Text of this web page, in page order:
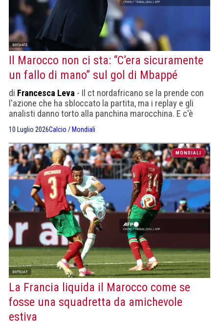
Il Marocco non ci sta: “C’era sicuramente
un fallo di mano” sul gol di Mbappé
di Francesca Leva - Il ct nordafricano se la prende con
l'azione che ha sbloccato la partita, ma i replay e gli
analisti danno torto alla panchina marocchina. E c'è
10 Luglio 2026Calcio / Mondiali
MONDIALI
La Francia liquida il Marocco come se
fosse una squadretta da amichevole
estiva